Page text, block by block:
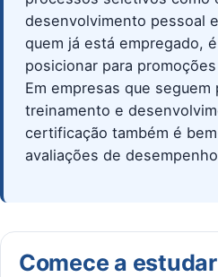
desenvolvimento pessoal
quem já está empregado,
posicionar para
Em empresas que seguem
treinamento e
certificação também é
avaliações de
Comece a